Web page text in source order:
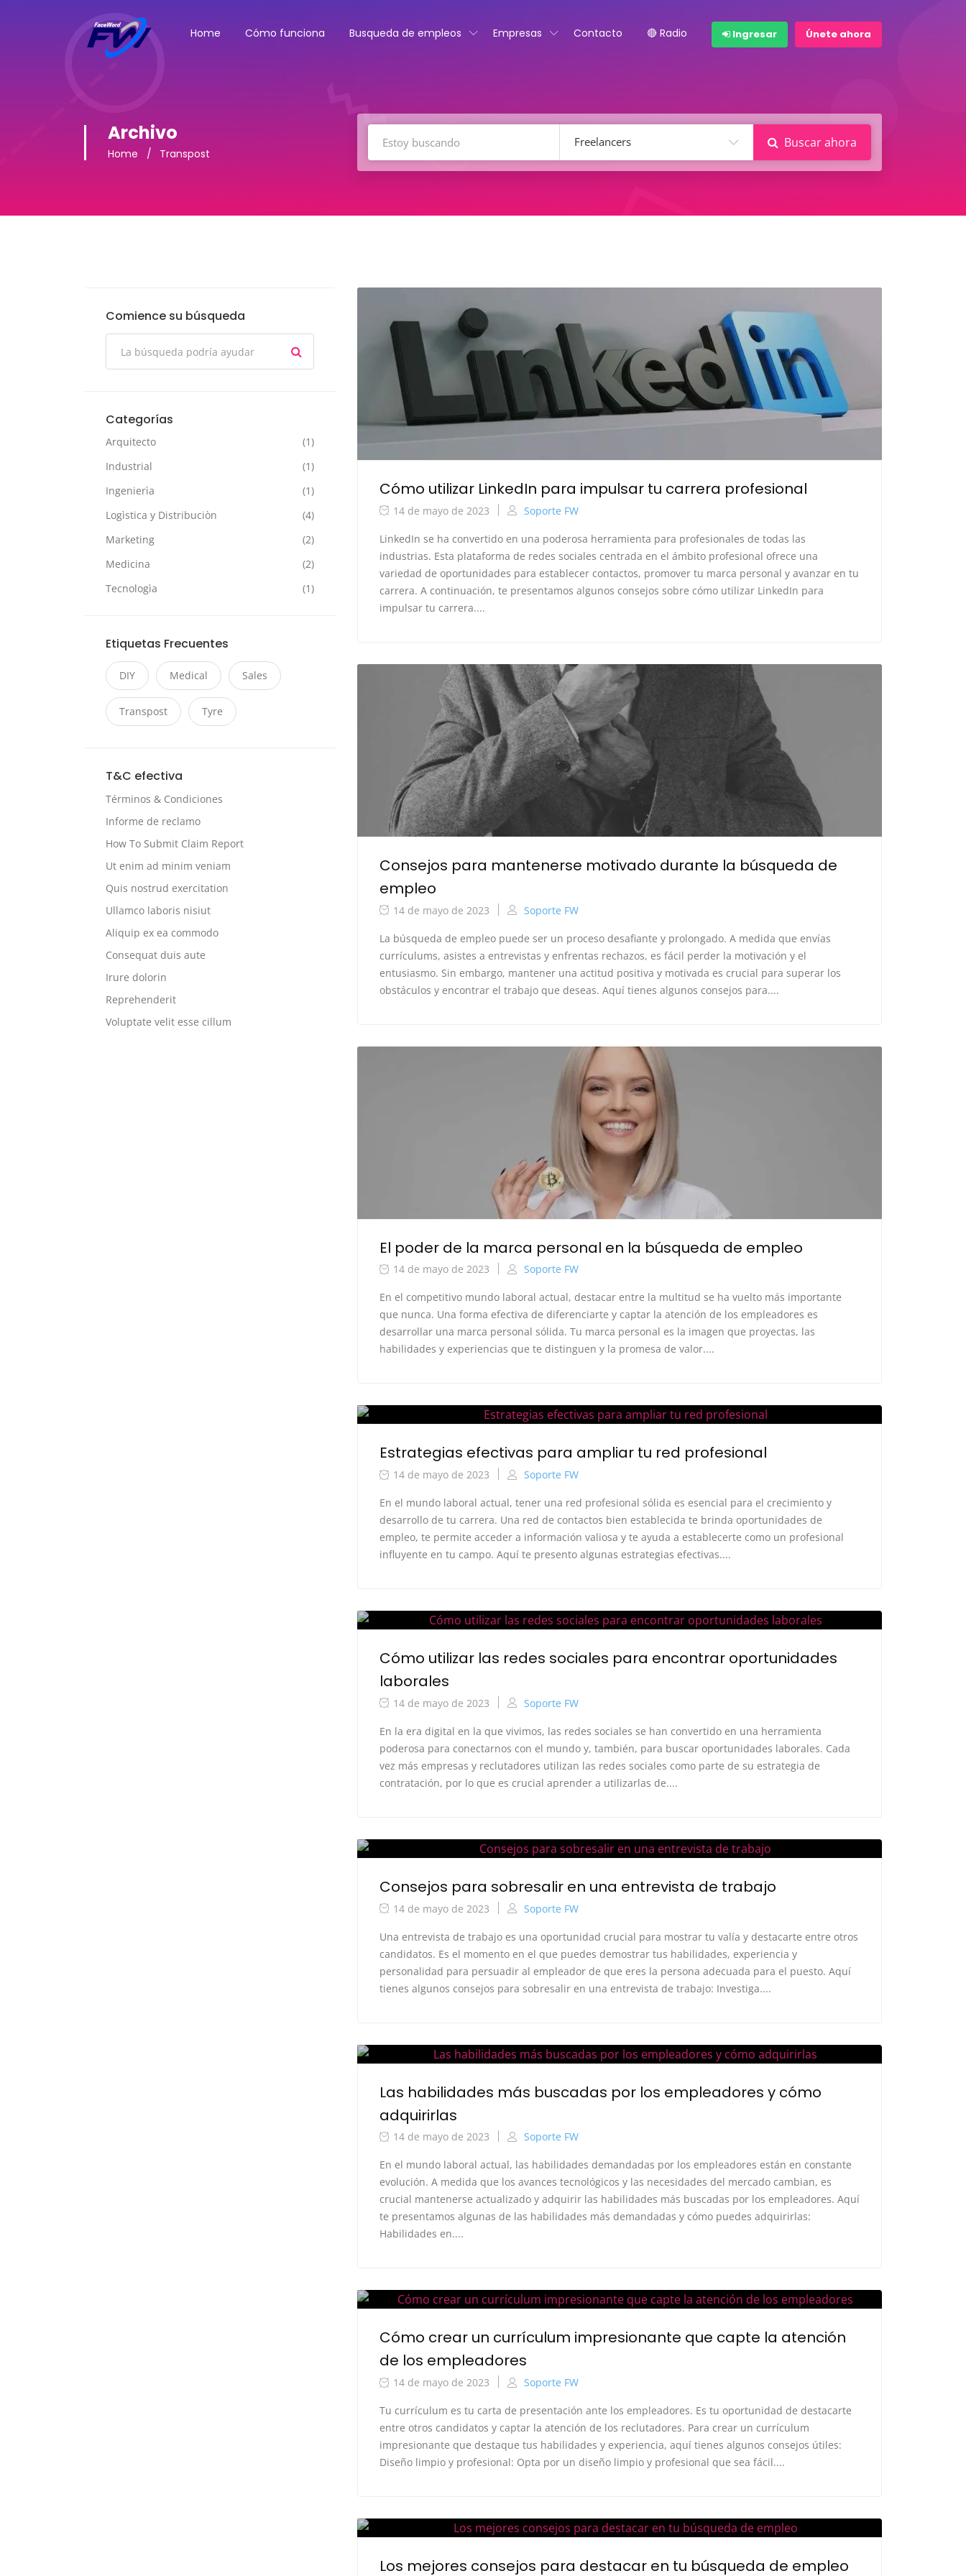
Home Cómo funciona Busqueda de empleos Empresas Contacto 🔴 Radio Ingresar Únete ahora
Archivo
Home Transpost
Freelancers Buscar ahora
Cómo utilizar LinkedIn para impulsar tu carrera profesional
14 de mayo de 2023 Soporte FW
LinkedIn se ha convertido en una poderosa herramienta para profesionales de todas las
industrias. Esta plataforma de redes sociales centrada en el ámbito profesional ofrece una
variedad de oportunidades para establecer contactos, promover tu marca personal y avanzar en tu
carrera. A continuación, te presentamos algunos consejos sobre cómo utilizar LinkedIn para
impulsar tu carrera....
Consejos para mantenerse motivado durante la búsqueda de
empleo
14 de mayo de 2023 Soporte FW
La búsqueda de empleo puede ser un proceso desafiante y prolongado. A medida que envías
currículums, asistes a entrevistas y enfrentas rechazos, es fácil perder la motivación y el
entusiasmo. Sin embargo, mantener una actitud positiva y motivada es crucial para superar los
obstáculos y encontrar el trabajo que deseas. Aquí tienes algunos consejos para....
El poder de la marca personal en la búsqueda de empleo
14 de mayo de 2023 Soporte FW
En el competitivo mundo laboral actual, destacar entre la multitud se ha vuelto más importante
que nunca. Una forma efectiva de diferenciarte y captar la atención de los empleadores es
desarrollar una marca personal sólida. Tu marca personal es la imagen que proyectas, las
habilidades y experiencias que te distinguen y la promesa de valor....
Estrategias efectivas para ampliar tu red profesional
14 de mayo de 2023 Soporte FW
En el mundo laboral actual, tener una red profesional sólida es esencial para el crecimiento y
desarrollo de tu carrera. Una red de contactos bien establecida te brinda oportunidades de
empleo, te permite acceder a información valiosa y te ayuda a establecerte como un profesional
influyente en tu campo. Aquí te presento algunas estrategias efectivas....
Cómo utilizar las redes sociales para encontrar oportunidades
laborales
14 de mayo de 2023 Soporte FW
En la era digital en la que vivimos, las redes sociales se han convertido en una herramienta
poderosa para conectarnos con el mundo y, también, para buscar oportunidades laborales. Cada
vez más empresas y reclutadores utilizan las redes sociales como parte de su estrategia de
contratación, por lo que es crucial aprender a utilizarlas de....
Consejos para sobresalir en una entrevista de trabajo
14 de mayo de 2023 Soporte FW
Una entrevista de trabajo es una oportunidad crucial para mostrar tu valía y destacarte entre otros
candidatos. Es el momento en el que puedes demostrar tus habilidades, experiencia y
personalidad para persuadir al empleador de que eres la persona adecuada para el puesto. Aquí
tienes algunos consejos para sobresalir en una entrevista de trabajo: Investiga....
Las habilidades más buscadas por los empleadores y cómo
adquirirlas
14 de mayo de 2023 Soporte FW
En el mundo laboral actual, las habilidades demandadas por los empleadores están en constante
evolución. A medida que los avances tecnológicos y las necesidades del mercado cambian, es
crucial mantenerse actualizado y adquirir las habilidades más buscadas por los empleadores. Aquí
te presentamos algunas de las habilidades más demandadas y cómo puedes adquirirlas:
Habilidades en....
Cómo crear un currículum impresionante que capte la atención
de los empleadores
14 de mayo de 2023 Soporte FW
Tu currículum es tu carta de presentación ante los empleadores. Es tu oportunidad de destacarte
entre otros candidatos y captar la atención de los reclutadores. Para crear un currículum
impresionante que destaque tus habilidades y experiencia, aquí tienes algunos consejos útiles:
Diseño limpio y profesional: Opta por un diseño limpio y profesional que sea fácil....
Los mejores consejos para destacar en tu búsqueda de empleo
Comience su búsqueda
Categorías
Arquitecto
(1)
Industrial
(1)
Ingenierìa
(1)
Logìstica y Distribuciòn
(4)
Marketing
(2)
Medicina
(2)
Tecnologìa
(1)
Etiquetas Frecuentes
DIY Medical Sales
Transpost Tyre
T&C efectiva
Términos & Condiciones
Informe de reclamo
How To Submit Claim Report
Ut enim ad minim veniam
Quis nostrud exercitation
Ullamco laboris nisiut
Aliquip ex ea commodo
Consequat duis aute
Irure dolorin
Reprehenderit
Voluptate velit esse cillum